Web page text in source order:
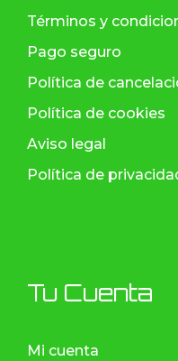
Términos y
Pago seguro
Política de
Política de cookies
Aviso legal
Política de
Tu Cuenta
Mi cuenta